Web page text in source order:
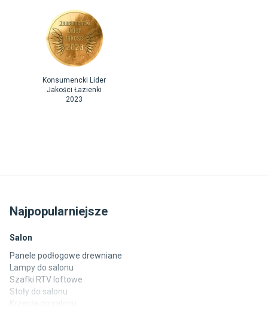
Konsumencki Lider
Jakości Łazienki
2023
Najpopularniejsze
Salon
Panele podłogowe drewniane
Lampy do salonu
Szafki RTV loftowe
Stoły do salonu